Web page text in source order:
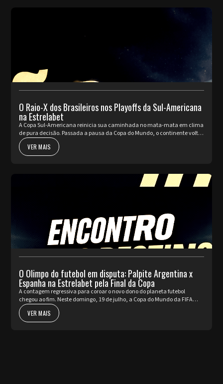
O Raio-X dos Brasileiros nos Playoffs da Sul-Americana
na Estrelabet
A Copa Sul-Americana reinicia sua caminhada no mata-mata em clima
de pura decisão. Passada a pausa da Copa do Mundo, o continente volta
a pulsar com as partidas de ida da fase de Playoffs. Quatro rep...
VER MAIS
O Olimpo do futebol em disputa: Palpite Argentina x
Espanha na Estrelabet pela Final da Copa
A contagem regressiva para coroar o novo dono do planeta futebol
chegou ao fim. Neste domingo, 19 de julho, a Copa do Mundo da FIFA
2026™ apresenta o seu ato mais nobre e aguardado. Argentina e Espa...
VER MAIS